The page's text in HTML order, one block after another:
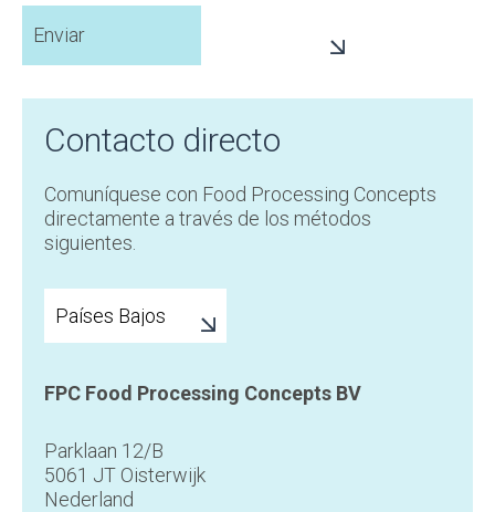
Contacto directo
Comuníquese con Food Processing Concepts
directamente a través de los métodos
siguientes.
FPC Food Processing Concepts BV
Parklaan 12/B
5061 JT Oisterwijk
Nederland